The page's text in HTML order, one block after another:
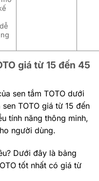
giá từ 15 đến 45
sen tắm TOTO dưới
TOTO giá từ 15 đến
tính năng thông minh,
người dùng.
Dưới đây là bảng
tốt nhất có giá từ